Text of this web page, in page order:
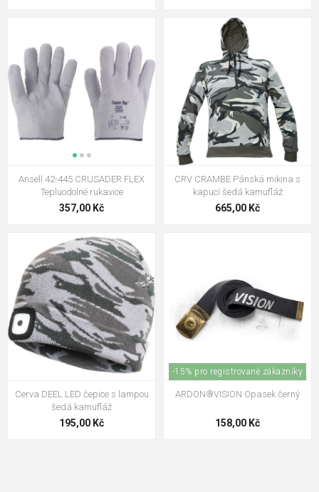
Ansell 42-445 CRUSADER FLEX
Tepluodolné rukavice
357,00 Kč
CRV CRAMBE Pánská mikina s
kapucí šedá kamufláž
665,00 Kč
❄️
Cerva DEEL LED čepice s lampou
šedá kamufláž
195,00 Kč
-15% pro registrované zákazníky
ARDON®VISION Opasek černý
158,00 Kč